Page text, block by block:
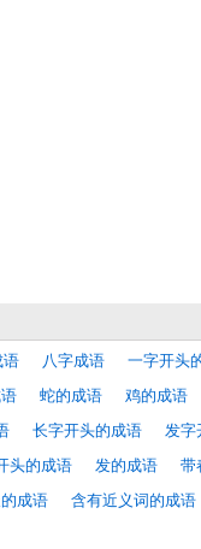
语 八字成语
一字开头
蛇的成语
鸡的成语
长字开头的成语
发字
头的成语 发的成语
带
成语
含有近义词的成语